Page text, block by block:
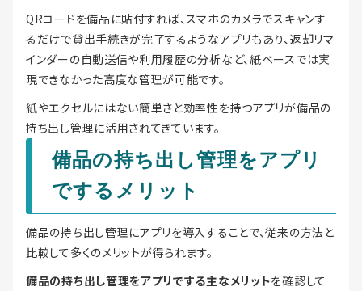
QRコードを備品に貼付すれば、スマホのカメラでスキャンす
るだけで貸出手続きが完了するようなアプリもあり、返却リマ
インダーの自動送信や利用履歴の分析など、紙ベースでは実
現できなかった高度な管理が可能です。
紙やエクセルにはない簡単さと効率性を持つアプリが備品の
持ち出し管理に活用されてきています。
備品の持ち出し管理をアプリ
でするメリット
備品の持ち出し管理にアプリを導入することで、従来の方法と
比較して多くのメリットが得られます。
備品の持ち出し管理をアプリでする主なメリットを確認して